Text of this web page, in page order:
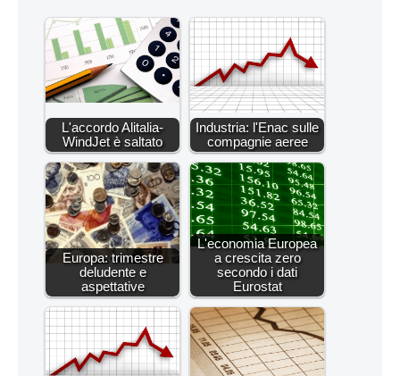
L'accordo Alitalia-
WindJet è saltato
Industria: l'Enac sulle
compagnie aeree
Europa: trimestre
deludente e
aspettative
L'economia Europea
a crescita zero
secondo i dati
Eurostat